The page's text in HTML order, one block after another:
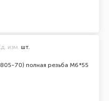
70) полная резьба М6*55
изм. шт.